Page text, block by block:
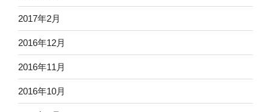
2017年2月
2016年12月
2016年11月
2016年10月